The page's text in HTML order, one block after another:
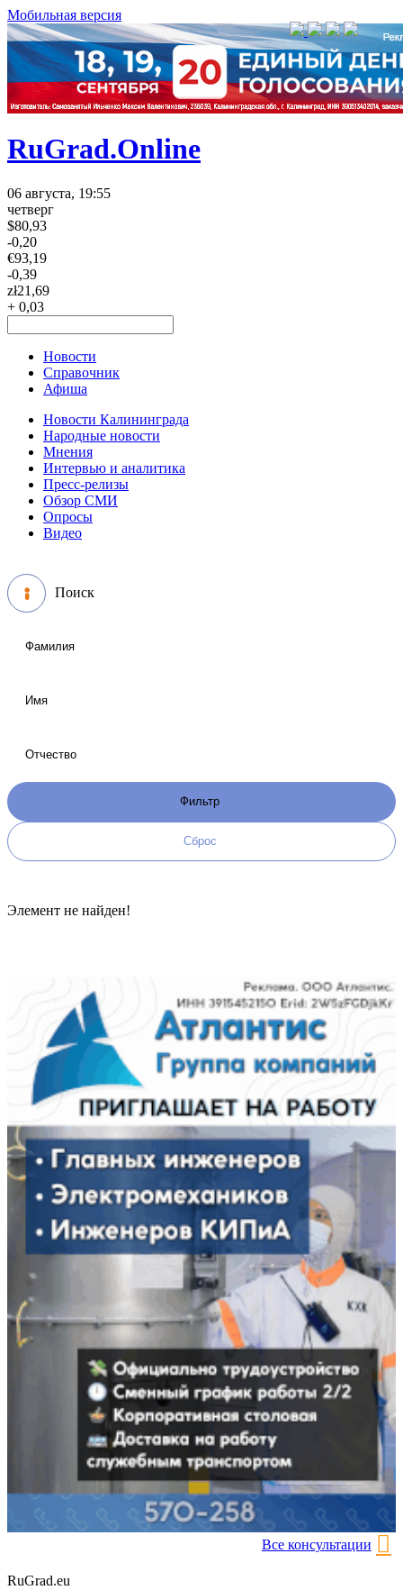
Мобильная версия
RuGrad.Online
06 августа, 19:55
четверг
$80,93
-0,20
€93,19
-0,39
zł21,69
+ 0,03
Новости
Справочник
Афиша
Новости Калининграда
Народные новости
Мнения
Интервью и аналитика
Пресс-релизы
Обзор СМИ
Опросы
Видео
Поиск
Элемент не найден!
Все консультации
RuGrad.eu